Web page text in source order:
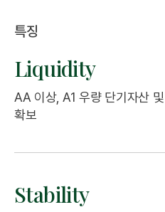
특징
Liquidity
AA 이상, A1 우량 단기자산 및
확보
Stability